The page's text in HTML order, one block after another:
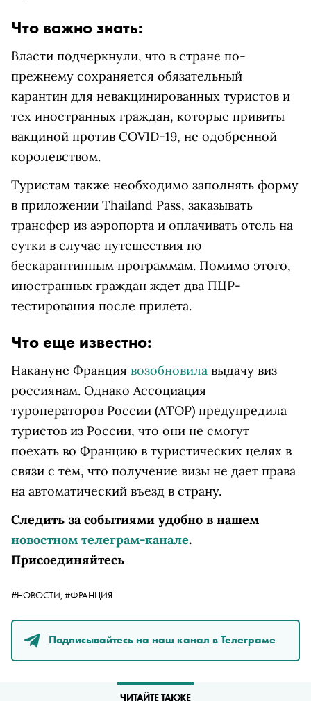
Что важно знать:
Власти подчеркнули, что в стране по-
прежнему сохраняется обязательный
карантин для невакцинированных туристов и
тех иностранных граждан, которые привиты
вакциной против COVID-19, не одобренной
королевством.
Туристам также необходимо заполнять форму
в приложении Thailand Pass, заказывать
трансфер из аэропорта и оплачивать отель на
сутки в случае путешествия по
бескарантинным программам. Помимо этого,
иностранных граждан ждет два ПЦР-
тестирования после прилета.
Что еще известно:
Накануне Франция возобновила выдачу виз
россиянам. Однако Ассоциация
туроператоров России (АТОР) предупредила
туристов из России, что они не смогут
поехать во Францию в туристических целях в
связи с тем, что получение визы не дает права
на автоматический въезд в страну.
Следить за событиями удобно в нашем
новостном телеграм-канале.
Присоединяйтесь
#НОВОСТИ, #ФРАНЦИЯ
Подписывайтесь на наш канал в Телеграме
ЧИТАЙТЕ ТАКЖЕ